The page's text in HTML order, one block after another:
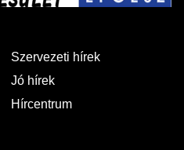
Szervezeti hírek
Jó hírek
Hírcentrum